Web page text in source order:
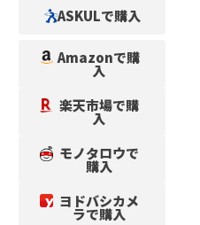
ASKULで購入
Amazonで購
入
楽天市場で購
入
モノタロウで
購入
ヨドバシカメ
ラで購入